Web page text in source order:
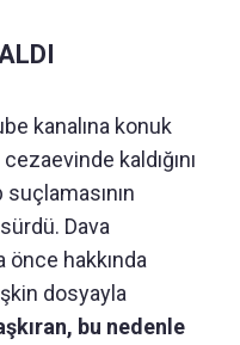
kanalına konuk
kaldığını
Dava
önce hakkında
dosyayla
bu nedenle